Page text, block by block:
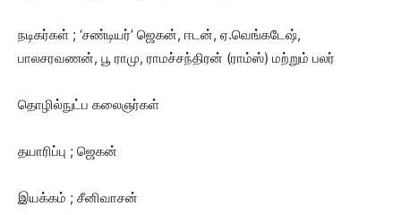
நடிகர்கள் ; ‘சண்டியர்’ ஜெகன், ஈடன், ஏ.வெங்கடேஷ்,
பாலசரவணன், பூ ராமு, ராமச்சந்திரன் (ராம்ஸ்) மற்றும் பலர்
தொழில்நுட்ப கலைஞர்கள்
தயாரிப்பு ; ஜெகன்
இயக்கம் ; சீனிவாசன்